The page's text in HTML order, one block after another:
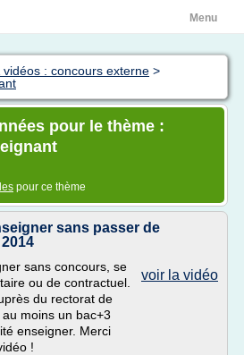
Menu
vidéos : concours externe >
pour le thème :
pour ce thème
sans passer de
voir la vidéo
sans concours, se
ou de contractuel.
du rectorat de
moins un bac+3
enseigner. Merci
!